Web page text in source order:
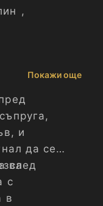
,
Покажи още
и
да се
след
с
в